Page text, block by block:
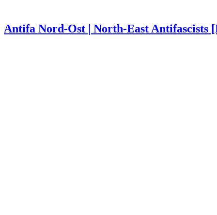
Antifa Nord-Ost | North-East Antifascists